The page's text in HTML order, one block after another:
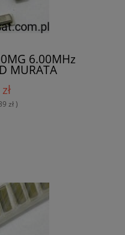
6.00MHz
MURATA
zł )